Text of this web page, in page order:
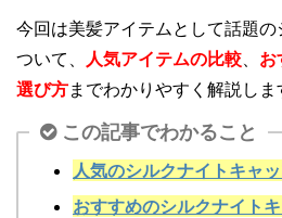
今回は美髪アイテムとして話題
ついて、
人気アイテムの比較 お
選び方までわかりやすく解説しま
この記事でわかること
人気のシルクナイトキャ
おすすめのシルクナイト